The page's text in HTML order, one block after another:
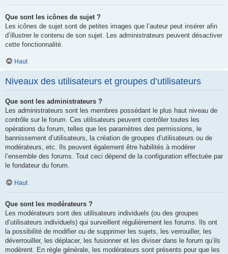
Que sont les icônes de sujet ?
Les icônes de sujet sont de petites images que l’auteur peut insérer afin
d’illustrer le contenu de son sujet. Les administrateurs peuvent désactiver
cette fonctionnalité.
Haut
Niveaux des utilisateurs et groupes d’utilisateurs
Que sont les administrateurs ?
Les administrateurs sont les membres possédant le plus haut niveau de
contrôle sur le forum. Ces utilisateurs peuvent contrôler toutes les
opérations du forum, telles que les paramètres des permissions, le
bannissement d’utilisateurs, la création de groupes d’utilisateurs ou de
modérateurs, etc. Ils peuvent également être habilités à modérer
l’ensemble des forums. Tout ceci dépend de la configuration effectuée par
le fondateur du forum.
Haut
Que sont les modérateurs ?
Les modérateurs sont des utilisateurs individuels (ou des groupes
d’utilisateurs individuels) qui surveillent régulièrement les forums. Ils ont
la possibilité de modifier ou de supprimer les sujets, les verrouiller, les
déverrouiller, les déplacer, les fusionner et les diviser dans le forum qu’ils
modèrent. En règle générale, les modérateurs sont présents pour que les